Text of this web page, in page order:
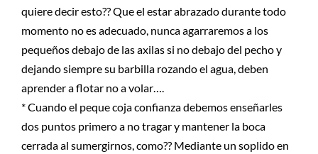
quiere decir esto?? Que el estar abrazado durante todo
momento no es adecuado, nunca agarraremos a los
pequeños debajo de las axilas si no debajo del pecho y
dejando siempre su barbilla rozando el agua, deben
aprender a flotar no a volar….
* Cuando el peque coja confianza debemos enseñarles
dos puntos primero a no tragar y mantener la boca
cerrada al sumergirnos, como?? Mediante un soplido en